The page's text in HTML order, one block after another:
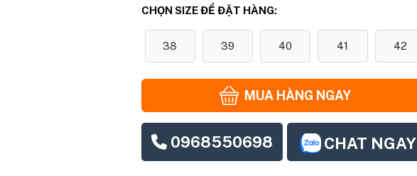
CHỌN SIZE ĐỂ ĐẶT HÀNG:
38 39 40 41 42
MUA HÀNG NGAY
0968550698 CHAT NGAY